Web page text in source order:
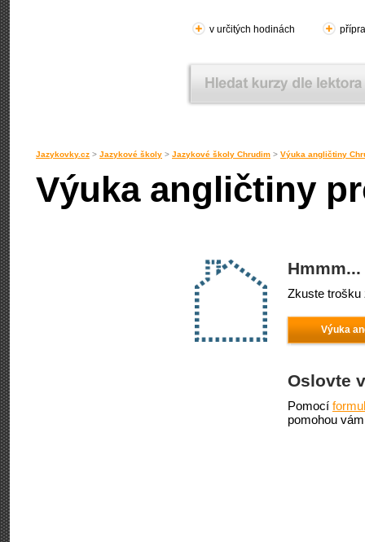
v určitých hodinách
Jazykovky.cz > Jazykové školy > Jazykové školy Chrudim > Výuka angličtiny
Výuka angličtiny
Zkuste trošku
Výuka
Oslovte
Pomocí
pomohou